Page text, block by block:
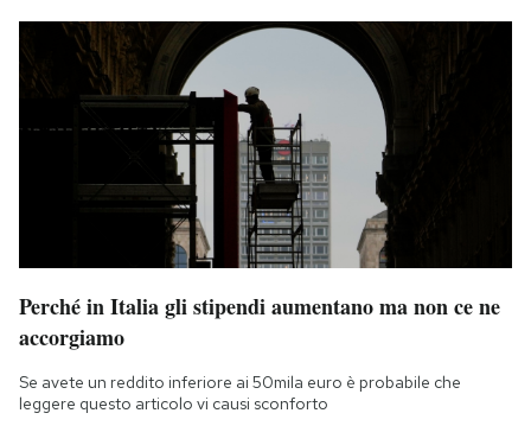
Perché in Italia gli stipendi aumentano ma non ce ne
accorgiamo
Se avete un reddito inferiore ai 50mila euro è probabile che
leggere questo articolo vi causi sconforto